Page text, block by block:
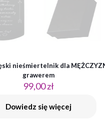
nieśmiertelnik dla
grawerem
99,00zł
Dowiedz się więcej